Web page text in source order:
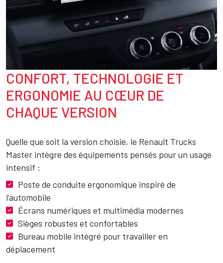
Texte
CONFORT, TECHNOLOGIE ET
ERGONOMIE AU CŒUR DE
CHAQUE VERSION
Quelle que soit la version choisie, le Renault Trucks
Master intègre des équipements pensés pour un usage
intensif :
Poste de conduite ergonomique inspiré de
l’automobile
Écrans numériques et multimédia modernes
Sièges robustes et confortables
Bureau mobile intégré pour travailler en
déplacement